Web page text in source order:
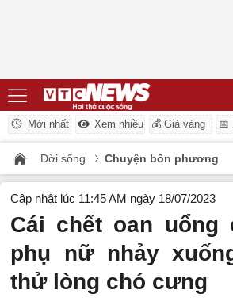
Mới nhất Xem nhiều 💰 Giá vàng 📅
Đời sống Chuyện bốn phương
Cập nhật lúc 11:45 AM ngày 18/07/2023
Cái chết oan uổng
phụ nữ nhảy
thử lòng chó cưng